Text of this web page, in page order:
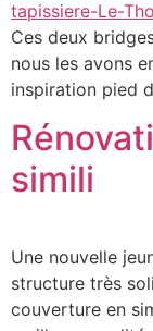
Ces deux
nous les avons
inspiration pied
simili
Une nouvelle
structure très
couverture en